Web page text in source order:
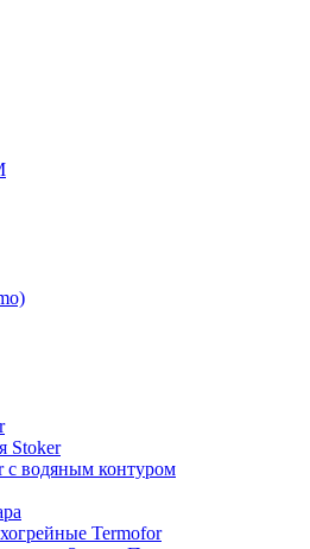
Stoker
с водяным контуром
Termofor